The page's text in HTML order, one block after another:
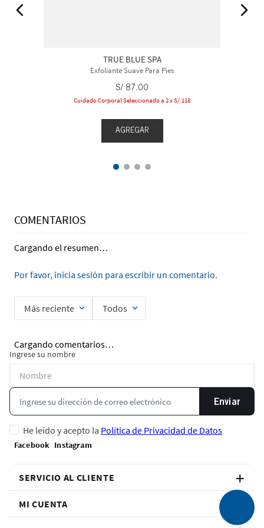
TRUE BLUE SPA
Exfoliante Suave Para Pies
S/ 87.00
Cuidado Corporal Seleccionado a 2 x S/.118
AGREGAR
COMENTARIOS
Cargando el resumen…
Por favor, inicia sesión para escribir un comentario.
Más reciente Todos
Cargando comentarios…
Ingrese su nombre
Enviar
He leído y acepto la Política de Privacidad de Datos
SERVICIO AL CLIENTE
MI CUENTA